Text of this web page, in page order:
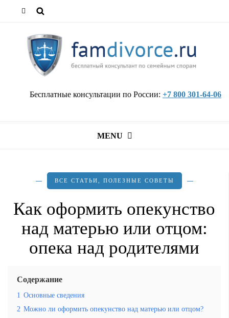
Бесплатные консультации по России: +7 800 301-64-06
MENU
ВСЕ СТАТЬИ ПОЛЕЗНЫЕ СОВЕТЫ
Как оформить опекунство
над матерью или отцом:
опека над родителями
Содержание
1 Основные сведения
2 Можно ли оформить опекунство над матерью или отцом?